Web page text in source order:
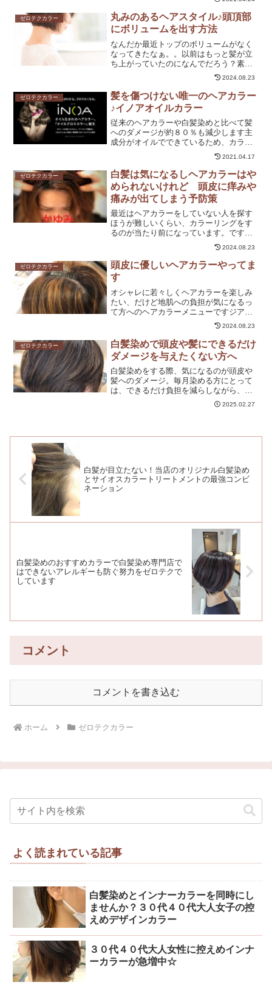
ないと思っている方がたくさんいらっし
ゃいます。諦めないでくださいよ♪白髪も
しっかりと染まるしデザ...
ゼロテクカラー
丸みのあるヘアスタイル♪頭頂部
にボリュームを出す方法
なんだか最近トップのボリュームがなく
なってきたなぁ。。以前はもっと髪が立
ち上がっていたのになんでだろう？素敵
な髪型やヘアカタログにのっているスタ
イルは全部トップにボリュームがでてい
るんです。トップにボリュームがでるこ
とで小顔効果もありますし...
2024.08.23
ゼロテクカラー
髪を傷つけない唯一のヘアカラー
♪イノアオイルカラー
従来のヘアカラーや白髪染めと比べて髪
へのダメージが約８０％も減少します主
成分がオイルでできているため、カラー
リングをするだけでつやつやのオイルグ
ロス発色世界初アンモニア無配合でカラ
ーリング特有の嫌な匂いがしません１０
年間誰も真似されないロレ...
2021.04.17
ゼロテクカラー
白髪は気になるしヘアカラーはや
められないけれど 頭皮に痒みや
痛みが出てしまう予防策
最近はヘアカラーをしていない人を探す
ほうが難しいくらい、カラーリングをす
るのが当たり前になっています。です
が、その分頭皮トラブルの数も年々増え
ています。そんなヘアカラーによる頭皮
トラブルから地肌を守る予防策として美
容師からご提案させていただ...
2024.08.23
ゼロテクカラー
頭皮に優しいヘアカラーやってま
す
オシャレに若々しくヘアカラーを楽しみ
たい、だけど地肌への負担が気になるっ
て方へのヘアカラーメニューですジアミ
ンアレルギーが心配です約３００回ヘア
カラーをすると、アレルギー反応がでて
きやすいと言われています。毎月ヘアカ
ラーをしたとして、２５年...
2024.08.23
ゼロテクカラー
白髪染めで頭皮や髪にできるだけ
ダメージを与えたくない方へ
白髪染めをする際、気になるのが頭皮や
髪へのダメージ。毎月染める方にとって
は、できるだけ負担を減らしながら、美
しい仕上がりをキープしたいですよね。
そこで重要なのが、低刺激なカラー剤の
2025.02.27
白髪が目立たない！当店のオリジナル白髪染め
とサイオスカラートリートメントの最強コンビ
ネーション
白髪染めのおすすめカラーで白髪染め専門店で
はできないアレルギーも防ぐ努力をゼロテクで
しています
コメント
コメントを書き込む
ホーム ゼロテクカラー
よく読まれている記事
白髪染めとインナーカラーを同時にし
ませんか？３０代４０代大人女子の控
えめデザインカラー
３０代４０代大人女性に控えめインナ
ーカラーが急増中☆